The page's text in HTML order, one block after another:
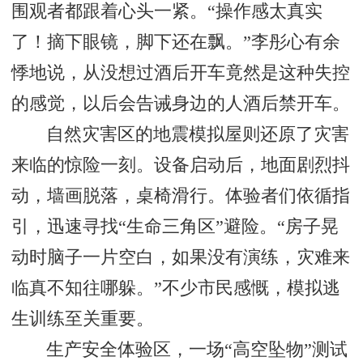
围观者都跟着心头一紧。“操作感太真实
了！摘下眼镜，脚下还在飘。”李彤心有余
悸地说，从没想过酒后开车竟然是这种失控
的感觉，以后会告诫身边的人酒后禁开车。
自然灾害区的地震模拟屋则还原了灾害
来临的惊险一刻。设备启动后，地面剧烈抖
动，墙画脱落，桌椅滑行。体验者们依循指
引，迅速寻找“生命三角区”避险。“房子晃
动时脑子一片空白，如果没有演练，灾难来
临真不知往哪躲。”不少市民感慨，模拟逃
生训练至关重要。
生产安全体验区，一场“高空坠物”测试